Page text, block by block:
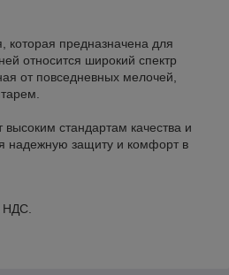
которая предназначена для
относится широкий спектр
от повседневных мелочей,
высоким стандартам качества и
надежную защиту и комфорт в
НДС.